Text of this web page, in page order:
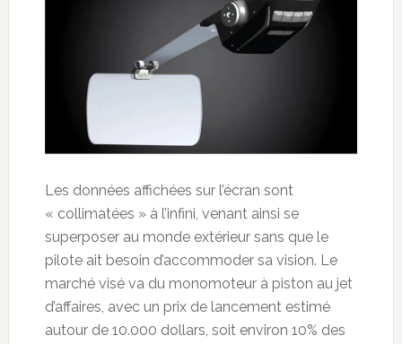
Les données affichées sur l’écran sont
« collimatées » à l’infini, venant ainsi se
superposer au monde extérieur sans que le
pilote ait besoin d’accommoder sa vision. Le
marché visé va du monomoteur à piston au jet
d’affaires, avec un prix de lancement estimé
autour de 10.000 dollars, soit environ 10% des